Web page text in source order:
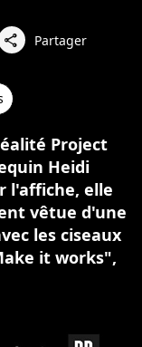
share Partager
Project
Heidi
l'affiche, elle
vêtue d'une
les ciseaux
it works",